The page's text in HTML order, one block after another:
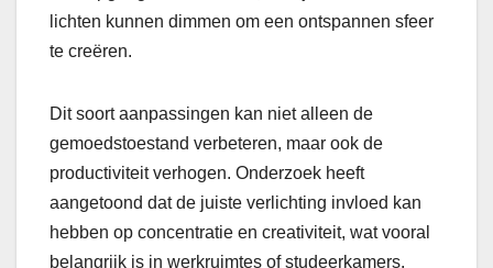
lichten kunnen dimmen om een ontspannen sfeer
te creëren.
Dit soort aanpassingen kan niet alleen de
gemoedstoestand verbeteren, maar ook de
productiviteit verhogen. Onderzoek heeft
aangetoond dat de juiste verlichting invloed kan
hebben op concentratie en creativiteit, wat vooral
belangrijk is in werkruimtes of studeerkamers.